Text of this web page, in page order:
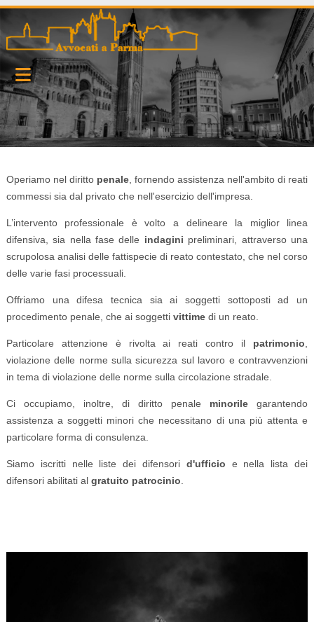
Operiamo nel diritto penale, fornendo assistenza nell'ambito di reati
commessi sia dal privato che nell'esercizio dell'impresa.
L’intervento professionale è volto a delineare la miglior linea
difensiva, sia nella fase delle indagini preliminari, attraverso una
scrupolosa analisi delle fattispecie di reato contestato, che nel corso
delle varie fasi processuali.
Offriamo una difesa tecnica sia ai soggetti sottoposti ad un
procedimento penale, che ai soggetti vittimedi un reato.
Particolare attenzione è rivolta ai reati contro il patrimonio
violazione delle norme sulla sicurezza sul lavoro e contravvenzioni
in tema di violazione delle norme sulla circolazione stradale.
Ci occupiamo, inoltre, di diritto penale minorile garantendo
assistenza a soggetti minori che necessitano di una più attenta e
particolare forma di consulenza.
Siamo iscritti nelle liste dei difensori d'ufficio e nella lista dei
difensori abilitati al gratuito patrocinio